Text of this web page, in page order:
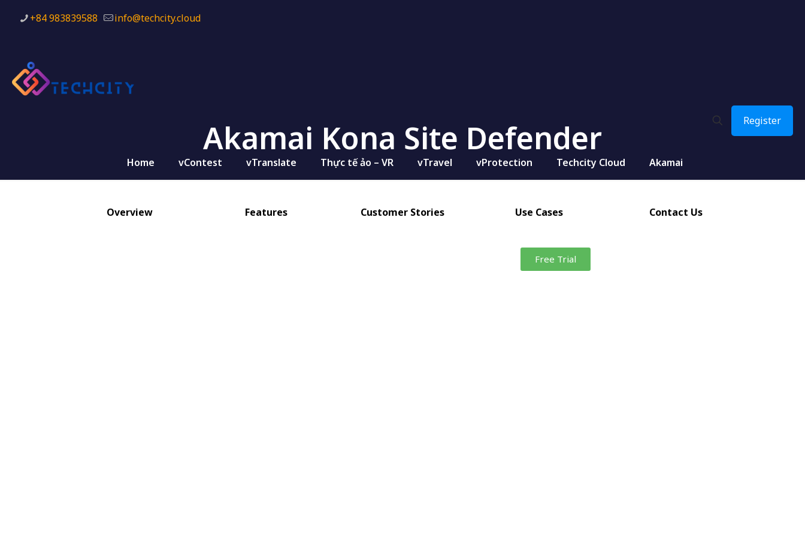
+84 983839588 info@techcity.cloud
Home vContest vTranslate Thực tế ảo – VR vTravel vProtection Techcity Cloud Akamai
Register
Akamai Kona Site Defender
Overview Features Customer Stories Use Cases Contact Us
Free Trial